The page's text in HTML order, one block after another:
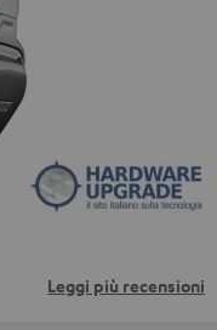
nostra informativa
Leggi più recensioni